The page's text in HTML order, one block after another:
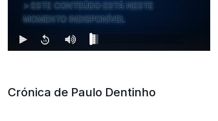
ESTE CONTEÚDO ESTÁ NESTE
MOMENTO INDISPONÍVEL
Crónica de Paulo Dentinho